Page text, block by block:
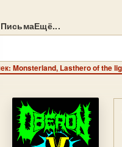
ПисьмаЕщё...